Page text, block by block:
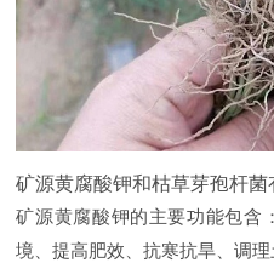
矿源黄腐酸钾和枯草芽孢杆菌
矿源黄腐酸钾的主要功能包含
境、提高肥效、抗寒抗旱、调理